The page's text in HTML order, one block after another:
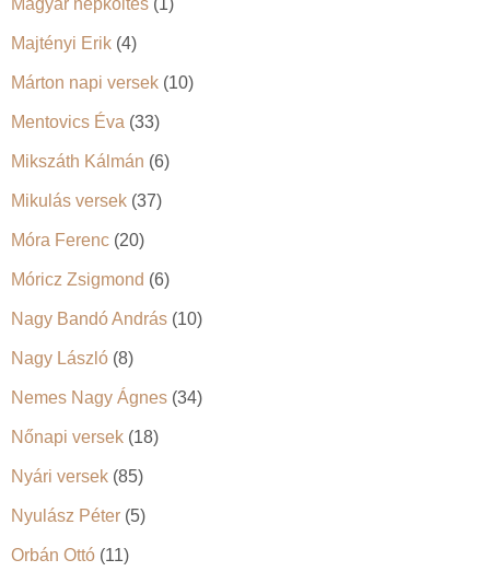
Majtényi Erik (4)
Márton napi versek (10)
Mentovics Éva (33)
Mikszáth Kálmán (6)
Mikulás versek (37)
Móra Ferenc (20)
Móricz Zsigmond (6)
Nagy Bandó András (10)
Nagy László (8)
Nemes Nagy Ágnes (34)
Nőnapi versek (18)
Nyári versek (85)
Nyulász Péter (5)
Orbán Ottó (11)